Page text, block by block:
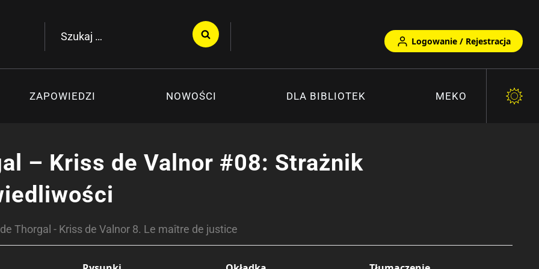
Szukaj:
Logowanie / Rejestracja
ZAPOWIEDZI NOWOŚCI DLA BIBLIOTEK MEKO
– Kriss de Valnor #08: Strażnik
Thorgal - Kriss de Valnor 8. Le maître de justice